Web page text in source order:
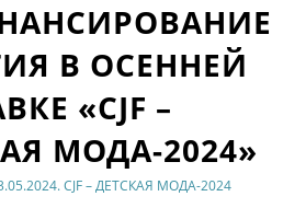
В ОСЕННЕЙ
«CJF –
МОДА-​2024»
CJF – ДЕТСКАЯ МОДА-​2024